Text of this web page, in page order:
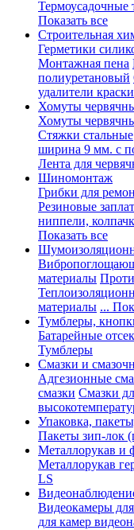
Термоусадочные
Показать все
Строительная
Герметики
Монтажная пена
полиуретановый
удалители
Хомуты
Хомуты
Стяжки стальные
ширина 9 мм. с
Лента для
Шиномонтаж
Грибки для
Резиновые
ниппели,
Показать все
материалы
материалы ...
Тумблеры,
Батарейные
Тумблеры
Смазки и
Адгезионные
смазки Смазки
Упаковка,
Пакеты зип-лок
Металлорукав и
Металлорукав
LS
Видеокамеры
для камер